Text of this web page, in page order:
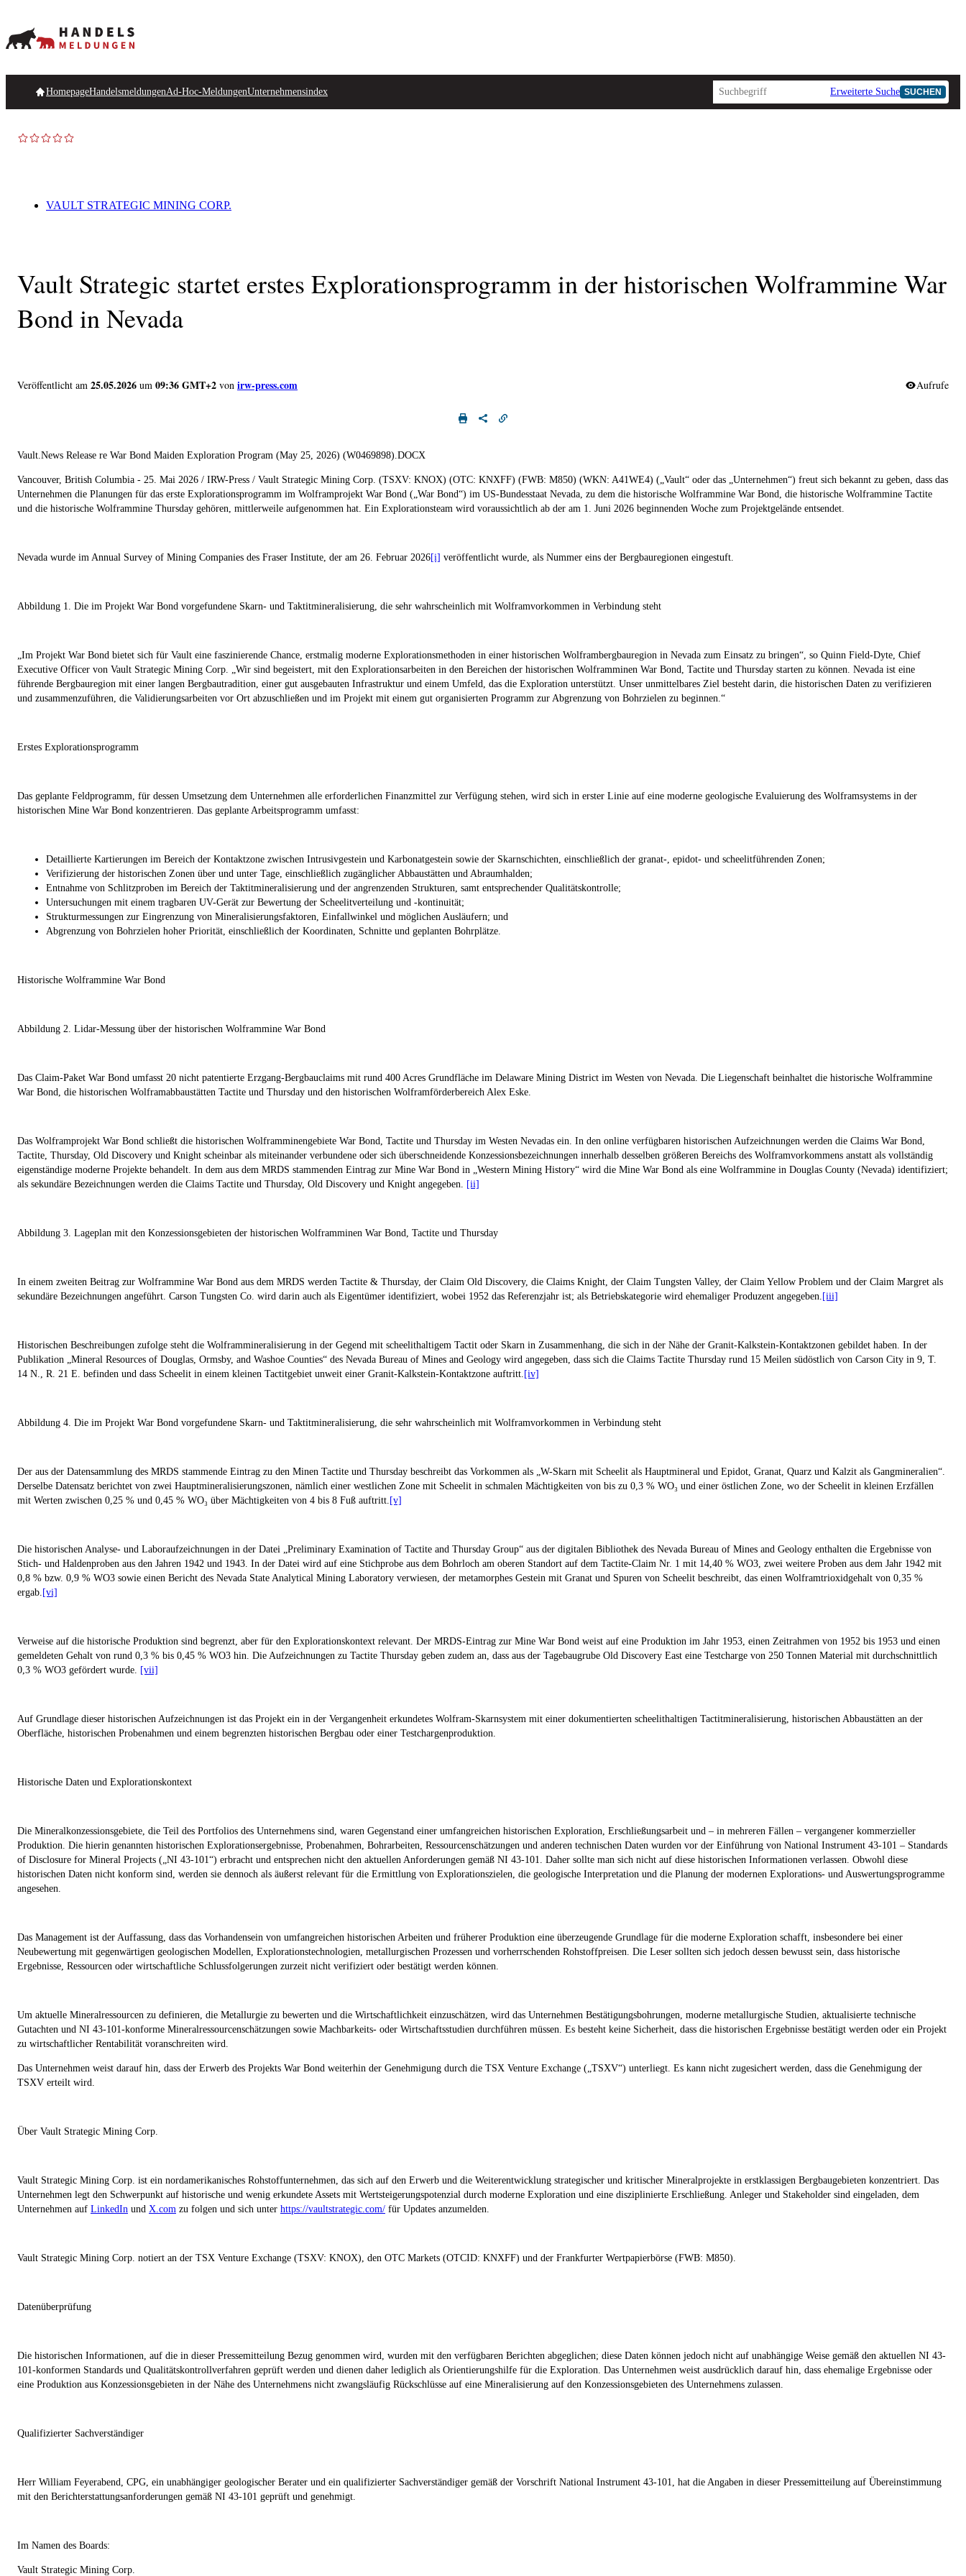
HomepageHandelsmeldungenAd-Hoc-MeldungenUnternehmensindex Erweiterte Suche SUCHEN
VAULT STRATEGIC MINING CORP.
Vault Strategic startet erstes Explorationsprogramm in der historischen Wolframmine War
Bond in Nevada
Veröffentlicht am 25.05.2026 um 09:36 GMT+2 von irw-press.com Aufrufe
Vault.News Release re War Bond Maiden Exploration Program (May 25, 2026) (W0469898).DOCX
Vancouver, British Columbia - 25. Mai 2026 / IRW-Press / Vault Strategic Mining Corp. (TSXV: KNOX) (OTC: KNXFF) (FWB: M850) (WKN: A41WE4) („Vault“ oder das „Unternehmen“) freut sich bekannt zu geben, dass das
Unternehmen die Planungen für das erste Explorationsprogramm im Wolframprojekt War Bond ( „War Bond“) im US-Bundesstaat Nevada, zu dem die historische Wolframmine War Bond, die historische Wolframmine Tactite
und die historische Wolframmine Thursday gehören, mittlerweile aufgenommen hat. Ein Explorationsteam wird voraussichtlich ab der am 1. Juni 2026 beginnenden Woche zum Projektgelände entsendet.
Nevada wurde im Annual Survey of Mining Companies des Fraser Institute, der am 26. Februar 2026[i] veröffentlicht wurde, als Nummer eins der Bergbauregionen eingestuft.
Abbildung 1. Die im Projekt War Bond vorgefundene Skarn- und Taktitmineralisierung, die sehr wahrscheinlich mit Wolframvorkommen in Verbindung steht
„Im Projekt War Bond bietet sich für Vault eine faszinierende Chance, erstmalig moderne Explorationsmethoden in einer historischen Wolframbergbauregion in Nevada zum Einsatz zu bringen“, so Quinn Field-Dyte, Chief
Executive Officer von Vault Strategic Mining Corp.
„Wir sind begeistert, mit den Explorationsarbeiten in den Bereichen der historischen Wolframminen War Bond, Tactite und Thursday starten zu können. Nevada ist eine
führende Bergbauregion mit einer langen Bergbautradition, einer gut ausgebauten Infrastruktur und einem Umfeld, das die Exploration unterstützt. Unser unmittelbares Ziel besteht darin, die historischen Daten zu verifizieren
und zusammenzuführen, die Validierungsarbeiten vor Ort abzuschließen und im Projekt mit einem gut organisierten Programm zur Abgrenzung von Bohrzielen zu beginnen.“
Erstes Explorationsprogramm
Das geplante Feldprogramm, für dessen Umsetzung dem Unternehmen alle erforderlichen Finanzmittel zur Verfügung stehen, wird sich in erster Linie auf eine moderne geologische Evaluierung des Wolframsystems in der
historischen Mine War Bond konzentrieren. Das geplante Arbeitsprogramm umfasst:
Detaillierte Kartierungen im Bereich der Kontaktzone zwischen Intrusivgestein und Karbonatgestein sowie der Skarnschichten, einschließlich der granat-, epidot- und scheelitführenden Zonen;
Verifizierung der historischen Zonen über und unter Tage, einschließlich zugänglicher Abbaustätten und Abraumhalden;
Entnahme von Schlitzproben im Bereich der Taktitmineralisierung und der angrenzenden Strukturen, samt entsprechender Qualitätskontrolle;
Untersuchungen mit einem tragbaren UV-Gerät zur Bewertung der Scheelitverteilung und -kontinuität;
Strukturmessungen zur Eingrenzung von Mineralisierungsfaktoren, Einfallwinkel und möglichen Ausläufern; und
Abgrenzung von Bohrzielen hoher Priorität, einschließlich der Koordinaten, Schnitte und geplanten Bohrplätze.
Historische Wolframmine War Bond
Abbildung 2. Lidar-Messung über der historischen Wolframmine War Bond
Das Claim-Paket War Bond umfasst 20 nicht patentierte Erzgang-Bergbauclaims mit rund 400 Acres Grundfläche im Delaware Mining District im Westen von Nevada. Die Liegenschaft beinhaltet die historische Wolframmine
War Bond, die historischen Wolframabbaustätten Tactite und Thursday und den historischen Wolframförderbereich Alex Eske.
Das Wolframprojekt War Bond schließt die historischen Wolframminengebiete War Bond, Tactite und Thursday im Westen Nevadas ein. In den online verfügbaren historischen Aufzeichnungen werden die Claims War Bond,
Tactite, Thursday, Old Discovery und Knight scheinbar als miteinander verbundene oder sich überschneidende Konzessionsbezeichnungen innerhalb desselben größeren Bereichs des Wolframvorkommens anstatt als vollständig
eigenständige moderne Projekte behandelt. In dem aus dem MRDS stammenden Eintrag zur Mine War Bond in „Western Mining History“ wird die Mine War Bond als eine Wolframmine in Douglas County (Nevada) identifiziert;
als sekundäre Bezeichnungen werden die Claims Tactite und Thursday, Old Discovery und Knight angegeben.
[ii]
Abbildung 3. Lageplan mit den Konzessionsgebieten der historischen Wolframminen War Bond, Tactite und Thursday
In einem zweiten Beitrag zur Wolframmine War Bond aus dem MRDS werden Tactite & Thursday, der Claim Old Discovery, die Claims Knight, der Claim Tungsten Valley, der Claim Yellow Problem und der Claim Margret als
sekundäre Bezeichnungen angeführt. Carson Tungsten Co. wird darin auch als Eigentümer identifiziert, wobei 1952 das Referenzjahr ist; als Betriebskategorie wird ehemaliger Produzent angegeben. [iii]
Historischen Beschreibungen zufolge steht die Wolframmineralisierung in der Gegend mit scheelithaltigem Tactit oder Skarn in Zusammenhang, die sich in der Nähe der Granit-Kalkstein-Kontaktzonen gebildet haben. In der
Publikation „Mineral Resources of Douglas, Ormsby, and Washoe Counties“ des Nevada Bureau of Mines and Geology wird angegeben, dass sich die Claims Tactite Thursday rund 15 Meilen südöstlich von Carson City in 9, T.
14 N., R. 21 E. befinden und dass Scheelit in einem kleinen Tactitgebiet unweit einer Granit-Kalkstein-Kontaktzone auftritt. [iv]
Abbildung 4. Die im Projekt War Bond vorgefundene Skarn- und Taktitmineralisierung, die sehr wahrscheinlich mit Wolframvorkommen in Verbindung steht
Der aus der Datensammlung des MRDS stammende Eintrag zu den Minen Tactite und Thursday beschreibt das Vorkommen als „W-Skarn mit Scheelit als Hauptmineral und Epidot, Granat, Quarz und Kalzit als Gangmineralien“.
Derselbe Datensatz berichtet von zwei Hauptmineralisierungszonen, nämlich einer westlichen Zone mit Scheelit in schmalen Mächtigkeiten von bis zu 0,3 % WO₃ und einer östlichen Zone, wo der Scheelit in kleinen Erzfällen
mit Werten zwischen 0,25 % und 0,45 % WO₃ über Mächtigkeiten von 4 bis 8 Fuß auftritt. [v]
Die historischen Analyse- und Laboraufzeichnungen in der Datei „Preliminary Examination of Tactite and Thursday Group“ aus der digitalen Bibliothek des Nevada Bureau of Mines and Geology enthalten die Ergebnisse von
Stich- und Haldenproben aus den Jahren 1942 und 1943. In der Datei wird auf eine Stichprobe aus dem Bohrloch am oberen Standort auf dem Tactite-Claim Nr. 1 mit 14,40 % WO3 , zwei weitere Proben aus dem Jahr 1942 mit
0,8 % bzw. 0,9 % WO3 sowie einen Bericht des Nevada State Analytical Mining Laboratory verwiesen, der metamorphes Gestein mit Granat und Spuren von Scheelit beschreibt, das einen Wolframtrioxidgehalt von 0,35 %
ergab. [vi]
Verweise auf die historische Produktion sind begrenzt, aber für den Explorationskontext relevant. Der MRDS-Eintrag zur Mine War Bond weist auf eine Produktion im Jahr 1953, einen Zeitrahmen von 1952 bis 1953 und einen
gemeldeten Gehalt von rund 0,3 % bis 0,45 % WO3 hin. Die Aufzeichnungen zu Tactite Thursday geben zudem an, dass aus der Tagebaugrube Old Discovery East eine Testcharge von 250 Tonnen Material mit durchschnittlich
0,3 % WO3 gefördert wurde. [vii]
Auf Grundlage dieser historischen Aufzeichnungen ist das Projekt ein in der Vergangenheit erkundetes Wolfram-Skarnsystem mit einer dokumentierten scheelithaltigen Tactitmineralisierung, historischen Abbaustätten an der
Oberfläche, historischen Probenahmen und einem begrenzten historischen Bergbau oder einer Testchargenproduktion.
Historische Daten und Explorationskontext
Die Mineralkonzessionsgebiete, die Teil des Portfolios des Unternehmens sind, waren Gegenstand einer umfangreichen historischen Exploration, Erschließungsarbeit und – in mehreren Fällen – vergangener kommerzieller
Produktion. Die hierin genannten historischen Explorationsergebnisse, Probenahmen, Bohrarbeiten, Ressourcenschätzungen und anderen technischen Daten wurden vor der Einführung von National Instrument 43-101 – Standards
of Disclosure for Mineral Projects („ NI 43-101 “) erbracht und entsprechen nicht den aktuellen Anforderungen gemäß NI 43-101. Daher sollte man sich nicht auf diese historischen Informationen verlassen. Obwohl diese
historischen Daten nicht konform sind, werden sie dennoch als äußerst relevant für die Ermittlung von Explorationszielen, die geologische Interpretation und die Planung der modernen Explorations- und Auswertungsprogramme
angesehen.
Das Management ist der Auffassung, dass das Vorhandensein von umfangreichen historischen Arbeiten und früherer Produktion eine überzeugende Grundlage für die moderne Exploration schafft, insbesondere bei einer
Neubewertung mit gegenwärtigen geologischen Modellen, Explorationstechnologien, metallurgischen Prozessen und vorherrschenden Rohstoffpreisen. Die Leser sollten sich jedoch dessen bewusst sein, dass historische
Ergebnisse, Ressourcen oder wirtschaftliche Schlussfolgerungen zurzeit nicht verifiziert oder bestätigt werden können.
Um aktuelle Mineralressourcen zu definieren, die Metallurgie zu bewerten und die Wirtschaftlichkeit einzuschätzen, wird das Unternehmen Bestätigungsbohrungen, moderne metallurgische Studien, aktualisierte technische
Gutachten und NI 43-101-konforme Mineralressourcenschätzungen sowie Machbarkeits- oder Wirtschaftsstudien durchführen müssen. Es besteht keine Sicherheit, dass die historischen Ergebnisse bestätigt werden oder ein Projekt
zu wirtschaftlicher Rentabilität voranschreiten wird.
Das Unternehmen weist darauf hin, dass der Erwerb des Projekts War Bond weiterhin der Genehmigung durch die TSX Venture Exchange („TSXV“) unterliegt. Es kann nicht zugesichert werden, dass die Genehmigung der
TSXV erteilt wird.
Über Vault Strategic Mining Corp.
Vault Strategic Mining Corp. ist ein nordamerikanisches Rohstoffunternehmen, das sich auf den Erwerb und die Weiterentwicklung strategischer und kritischer Mineralprojekte in erstklassigen Bergbaugebieten konzentriert. Das
Unternehmen legt den Schwerpunkt auf historische und wenig erkundete Assets mit Wertsteigerungspotenzial durch moderne Exploration und eine disziplinierte Erschließung. Anleger und Stakeholder sind eingeladen, dem
Unternehmen auf LinkedIn und X.com zu folgen und sich unter https://vaultstrategic.com/ für Updates anzumelden.
Vault Strategic Mining Corp. notiert an der TSX Venture Exchange (TSXV: KNOX), den OTC Markets (OTCID: KNXFF) und der Frankfurter Wertpapierbörse (FWB: M850).
Datenüberprüfung
Die historischen Informationen, auf die in dieser Pressemitteilung Bezug genommen wird, wurden mit den verfügbaren Berichten abgeglichen; diese Daten können jedoch nicht auf unabhängige Weise gemäß den aktuellen NI 43-
101-konformen Standards und Qualitätskontrollverfahren geprüft werden und dienen daher lediglich als Orientierungshilfe für die Exploration. Das Unternehmen weist ausdrücklich darauf hin, dass ehemalige Ergebnisse oder
eine Produktion aus Konzessionsgebieten in der Nähe des Unternehmens nicht zwangsläufig Rückschlüsse auf eine Mineralisierung auf den Konzessionsgebieten des Unternehmens zulassen.
Qualifizierter Sachverständiger
Herr William Feyerabend, CPG, ein unabhängiger geologischer Berater und ein qualifizierter Sachverständiger gemäß der Vorschrift National Instrument 43-101, hat die Angaben in dieser Pressemitteilung auf Übereinstimmung
mit den Berichterstattungsanforderungen gemäß NI 43-101 geprüft und genehmigt.
Im Namen des Boards:
Vault Strategic Mining Corp.